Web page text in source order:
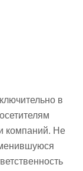
в
компаний. Не